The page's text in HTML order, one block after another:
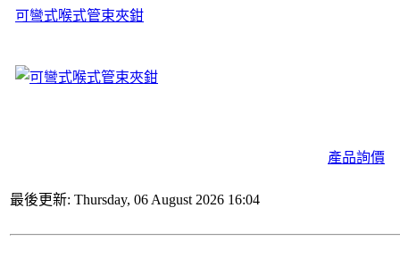
可彎式喉式管束夾鉗
產品詢價
最後更新: Thursday, 06 August 2026 16:04